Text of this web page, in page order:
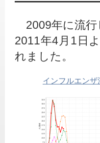
2009年に流行
2011年4月1日
れました。
インフルエンザ